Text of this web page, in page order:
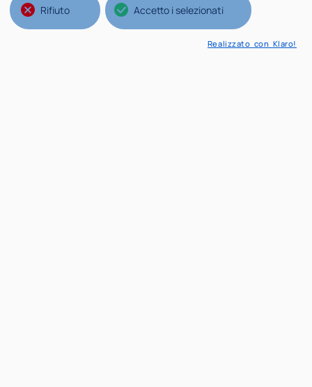
Rifiuto Accetto i selezionati
Realizzato con Klaro!